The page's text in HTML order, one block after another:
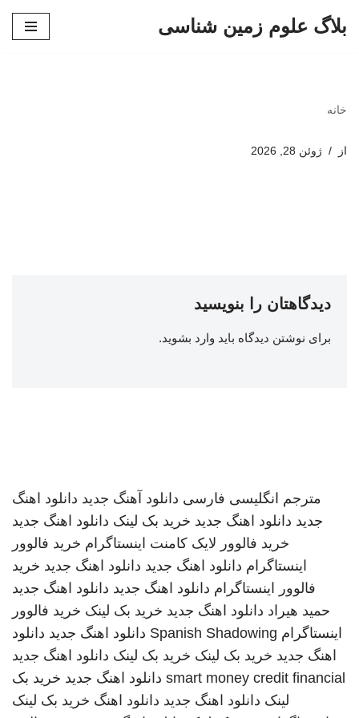
بلاگ علوم زمین شناسی
خانه
از ژوئن 28, 2026
دیدگاهتان را بنویسید
برای نوشتن دیدگاه باید وارد بشوید.
مترجم انگلیسی فارسی دانلود آهنگ جدید دانلود اهنگ
جدید دانلود اهنگ جدید خرید بک لینک دانلود اهنگ جدید
خرید فالوور لایک کامنت اینستاگرام خرید فالوور
اینستاگرام دانلود اهنگ جدید دانلود اهنگ جدید خرید
فالوور اینستاگرام دانلود اهنگ جدید دانلود اهنگ جدید
حمید هیراد دانلود اهنگ جدید خرید بک لینک خرید فالوور
اینستاگرام Spanish Shadowing دانلود اهنگ جدید دانلود
اهنگ جدید خرید بک لینک خرید بک لینک دانلود اهنگ جدید
smart money credit financial دانلود اهنگ جدید خرید بک
لینک دانلود اهنگ جدید دانلود اهنگ خرید بک لینک